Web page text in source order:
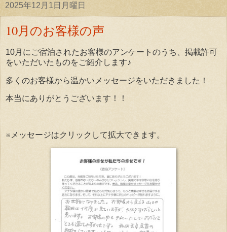
2025年12月1日月曜日
10月のお客様の声
10月にご宿泊されたお客様のアンケートのうち、掲載許可
をいただいたものをご紹介します♪
多くのお客様から温かいメッセージをいただきました！
本当にありがとうございます！！
※メッセージはクリックして拡大できます。